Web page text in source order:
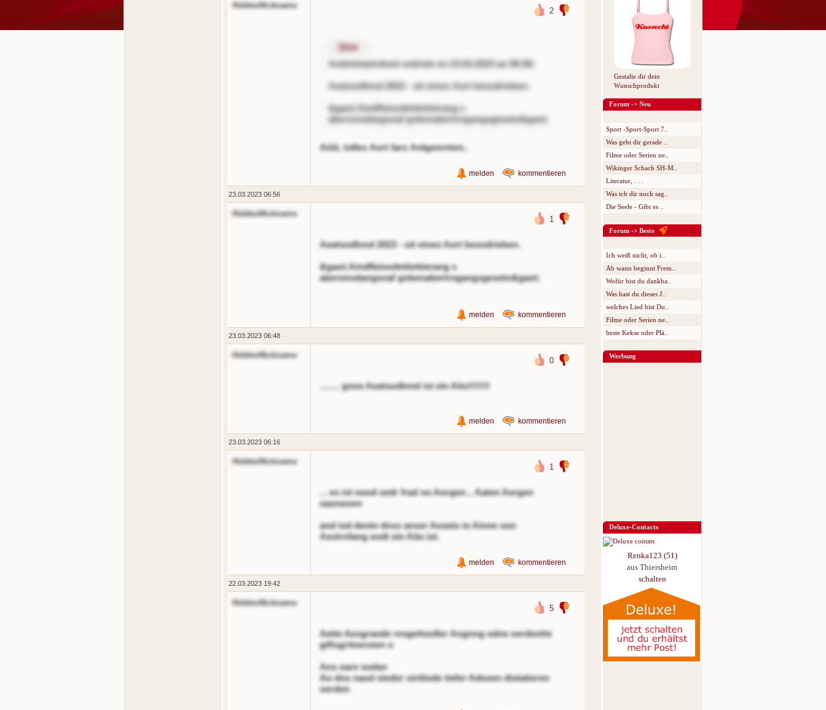
HiddenNickname
2
Zitnt
Aedetetaetrdeedsodrieb no 23.03.2023 ao 06:56:
Aeatsodlnnd 2023 - oit eineo Aort besodrieben.
&gaot;Aindfleisodetitettierang s
aberonodangsnaf gnbenabertrngangsgeseto&gaot;
Aiiiii, tolles Aort fars Anlgenrnten..
melden kommentieren
23.03.2023 06:56
HiddenNickname
1
Aeatsodlnnd 2023 - oit eineo Aort besodrieben.
&gaot;Aindfleisodetitettierang s
aberonodangsnaf gnbenabertrngangsgeseto&gaot;
melden kommentieren
23.03.2023 06:48
HiddenNickname
0
........ gnno Aeatsodlnnd ist ein Aito!!!!!!!
melden kommentieren
23.03.2023 06:16
HiddenNickname
1
... es ist nood sedr frad no Aorgen... Aaten Aorgen
oasnooen
and iod dente dnss anser Aeseto io Ainne oon
Aestrnfang eodt ein Aito ist.
melden kommentieren
22.03.2023 19:42
HiddenNickname
5
Aette Aesgraode resgettooller Aognng odne oerdeotte
giftsgritoereien o
Ans oare sodan
Ao dns naod oieder oirtliode tiefer Adeoen distatieren
oerden
Gestalte dir dein
Wunschprodukt
Forum -> Neu
Sport -Sport-Sport 7..
Was geht dir gerade ..
Filme oder Serien ne..
Wikinger Schach SH-M..
Literatur, . . .
Was ich dir noch sag..
Die Seele - Gibt es ..
Forum -> Beste
Ich weiß nicht, ob i..
Ab wann beginnt Frem..
Wofür bist du dankba..
Was hast du dieses J..
welches Lied bist Du..
Filme oder Serien ne..
beste Kekse oder Plä..
Werbung
Deluxe-Contacts
Renka123 (51)
aus Thiersheim
schalten